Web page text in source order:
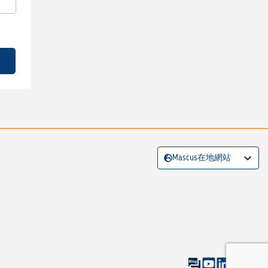
Mascus在地網站